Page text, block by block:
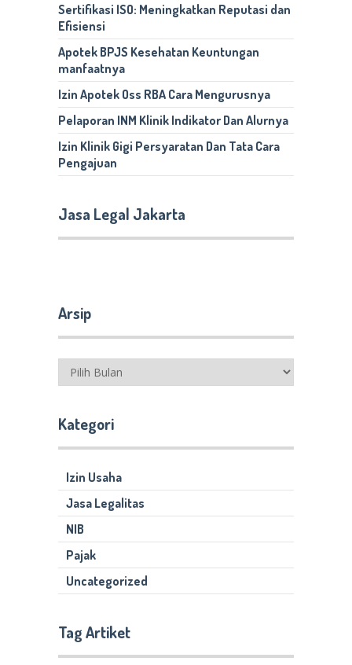
Sertifikasi ISO: Meningkatkan Reputasi dan
Efisiensi
Apotek BPJS Kesehatan Keuntungan
manfaatnya
Izin Apotek Oss RBA Cara Mengurusnya
Pelaporan INM Klinik Indikator Dan Alurnya
Izin Klinik Gigi Persyaratan Dan Tata Cara
Pengajuan
Jasa Legal Jakarta
Arsip
Arsip
Kategori
Izin Usaha
Jasa Legalitas
NIB
Pajak
Uncategorized
Tag Artiket